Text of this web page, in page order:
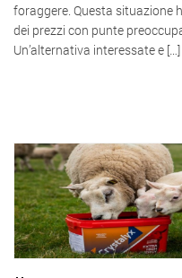
foraggere. Questa situazione
dei prezzi con punte
Un’alternativa interessate e […]